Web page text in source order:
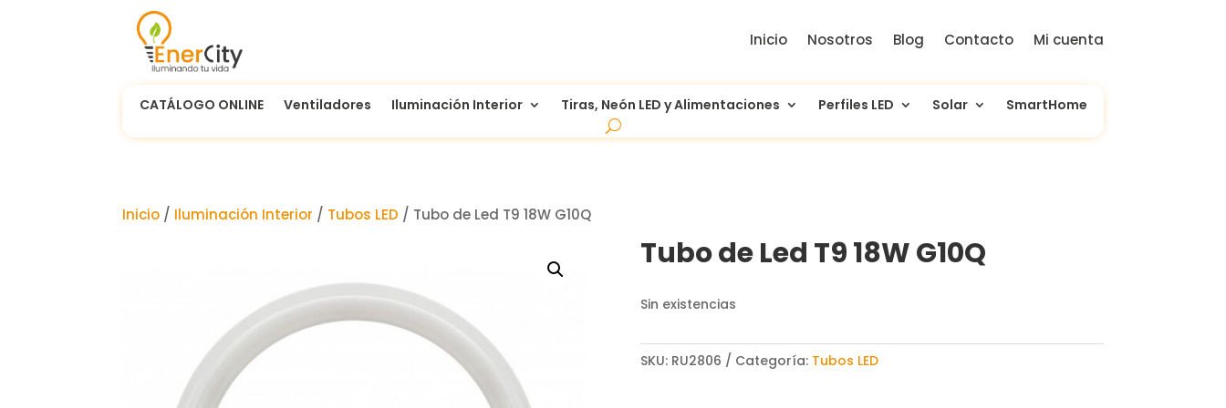
Inicio Nosotros Blog Contacto Mi cuenta
CATÁLOGO ONLINE Ventiladores Iluminación Interior Tiras, Neón LED y Alimentaciones Perfiles LED Solar SmartHome
Inicio / Iluminación Interior / Tubos LED / Tubo de Led T9 18W G10Q
Tubo de Led T9 18W G10Q
Sin existencias
SKU: RU2806 Categoría: Tubos LED